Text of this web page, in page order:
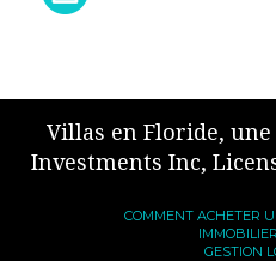
Villas en Floride,
Investments Inc,
COMMENT ACHETER
GESTION